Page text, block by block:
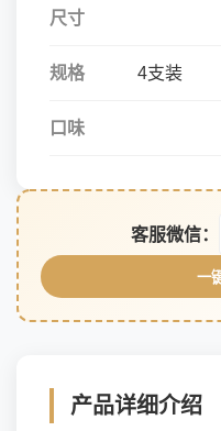
尺寸
规格 4支装
口味
客服微信：
一
产品详细介绍